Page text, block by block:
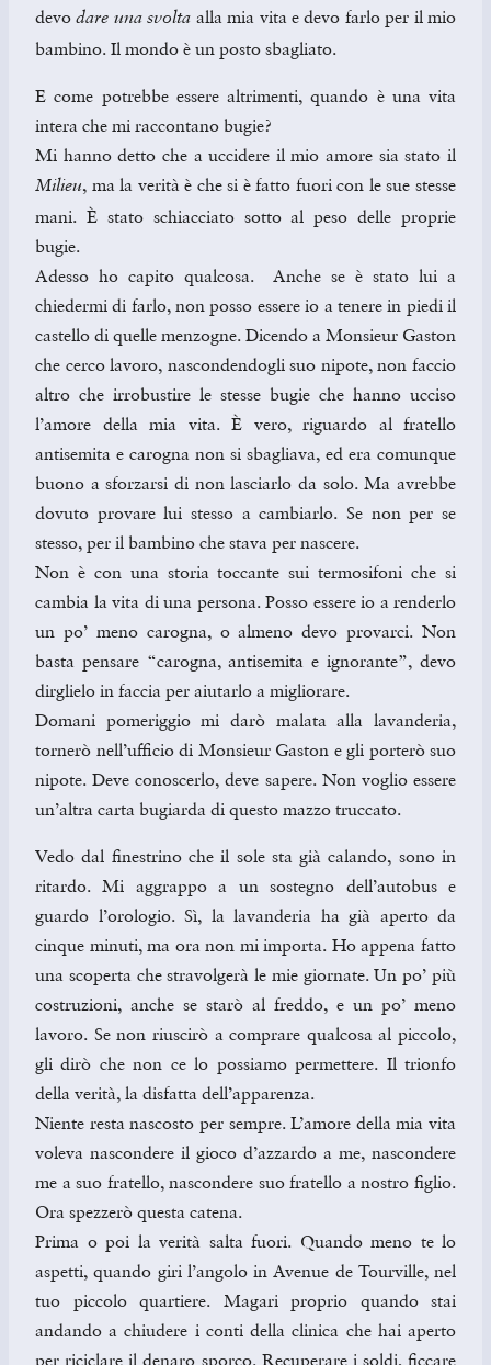
devodare una svolta alla mia vita e devo farlo per il mio
bambino. Il mondo è un posto sbagliato.
E come potrebbe essere altrimenti, quando è una vita
intera che mi raccontano bugie?
Mi hanno detto che a uccidere il mio amore sia stato il
Milieu, ma la verità è che si è fatto fuori con le sue stesse
mani. È stato schiacciato sotto al peso delle proprie
bugie.
Adesso ho capito qualcosa. Anche se è stato lui a
chiedermi di farlo, non posso essere io a tenere in piedi il
castello di quelle menzogne. Dicendo a Monsieur Gaston
che cerco lavoro, nascondendogli suo nipote, non faccio
altro che irrobustire le stesse bugie che hanno ucciso
l’amore della mia vita. È vero, riguardo al fratello
antisemita e carogna non si sbagliava, ed era comunque
buono a sforzarsi di non lasciarlo da solo. Ma avrebbe
dovuto provare lui stesso a cambiarlo. Se non per se
stesso, per il bambino che stava per nascere.
Non è con una storia toccante sui termosifoni che si
cambia la vita di una persona. Posso essere io a renderlo
un po’ meno carogna, o almeno devo provarci. Non
basta pensare “carogna, antisemita e ignorante”, devo
dirglielo in faccia per aiutarlo a migliorare.
Domani pomeriggio mi darò malata alla lavanderia,
tornerò nell’ufficio di Monsieur Gaston e gli porterò suo
nipote. Deve conoscerlo, deve sapere. Non voglio essere
un’altra carta bugiarda di questo mazzo truccato.
Vedo dal finestrino che il sole sta già calando, sono in
ritardo. Mi aggrappo a un sostegno dell’autobus e
guardo l’orologio. Sì, la lavanderia ha già aperto da
cinque minuti, ma ora non mi importa. Ho appena fatto
una scoperta che stravolgerà le mie giornate. Un po’ più
costruzioni, anche se starò al freddo, e un po’ meno
lavoro. Se non riuscirò a comprare qualcosa al piccolo,
gli dirò che non ce lo possiamo permettere. Il trionfo
della verità, la disfatta dell’apparenza.
Niente resta nascosto per sempre. L’amore della mia vita
voleva nascondere il gioco d’azzardo a me, nascondere
me a suo fratello, nascondere suo fratello a nostro figlio.
Ora spezzerò questa catena.
Prima o poi la verità salta fuori. Quando meno te lo
aspetti, quando giri l’angolo in Avenue de Tourville, nel
tuo piccolo quartiere. Magari proprio quando stai
andando a chiudere i conti della clinica che hai aperto
per riciclare il denaro sporco. Recuperare i soldi, ficcare